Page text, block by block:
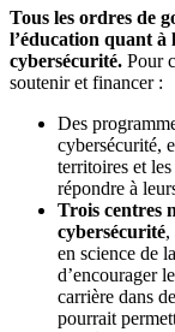
Tous les ordres de
l’éducation quant à
cybersécurité. Pour
soutenir et financer :
Des
cybersécurité,
territoires et
répondre à
Trois centres
cybersécurité,
en science de
d’encourager
carrière dans
pourrait